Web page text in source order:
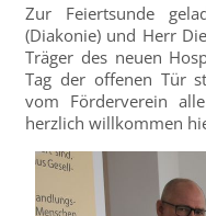
Zur Feiertsunde
(Diakonie) und Herr
Träger des neuen
Tag der offenen Tür
vom Förderverein
herzlich willkommen